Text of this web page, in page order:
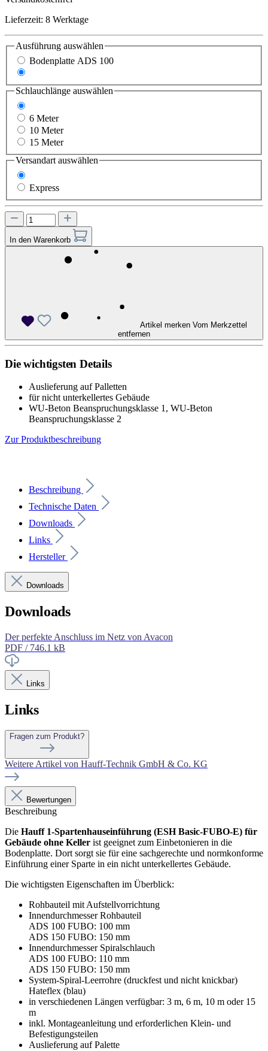
Lieferzeit: 8 Werktage
Ausführung auswählen
Bodenplatte ADS 100
Schlauchlänge auswählen
6 Meter
10 Meter
15 Meter
Versandart auswählen
Express
In den Warenkorb
Artikel merken Vom Merkzettel
entfernen
Die wichtigsten Details
Auslieferung auf Palletten
für nicht unterkellertes Gebäude
WU-Beton Beanspruchungsklasse 1, WU-Beton
Beanspruchungsklasse 2
Zur Produktbeschreibung
Beschreibung
Technische Daten
Downloads
Links
Hersteller
Downloads
Downloads
Der perfekte Anschluss im Netz von Avacon
PDF / 746.1 kB
Links
Links
Fragen zum Produkt?
Weitere Artikel von Hauff-Technik GmbH & Co. KG
Bewertungen
Beschreibung
Die Hauff 1-Spartenhauseinführung (ESH Basic-FUBO-E) für
Gebäude ohne Keller ist geeignet zum Einbetonieren in die
Bodenplatte. Dort sorgt sie für eine sachgerechte und normkonforme
Einführung einer Sparte in ein nicht unterkellertes Gebäude.
Die wichtigsten Eigenschaften im Überblick:
Rohbauteil mit Aufstellvorrichtung
Innendurchmesser Rohbauteil
ADS 100 FUBO: 100 mm
ADS 150 FUBO: 150 mm
Innendurchmesser Spiralschlauch
ADS 100 FUBO: 110 mm
ADS 150 FUBO: 150 mm
System-Spiral-Leerrohre (druckfest und nicht knickbar)
Hateflex (blau)
in verschiedenen Längen verfügbar: 3 m, 6 m, 10 m oder 15
m
inkl. Montageanleitung und erforderlichen Klein- und
Befestigungsteilen
Auslieferung auf Palette